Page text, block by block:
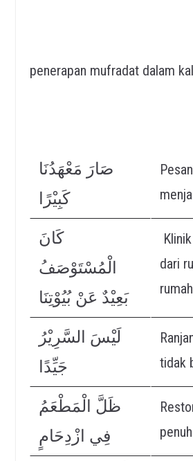
penerapan mufradat dalam
صَارَ مَعْهَدُنَا
كَبِيْرًا
كَانَ
الْمُسْتَوْصَفُ
بَعِيْدٌ عَنْ بُيُوْتِنَا
dari
لَيْسَ السَّرِيْرُ
جَيِّدًا
tidak
ظَلَّ الْمَطْعَمُ
فِي ازْدِحَامٍ
penuh